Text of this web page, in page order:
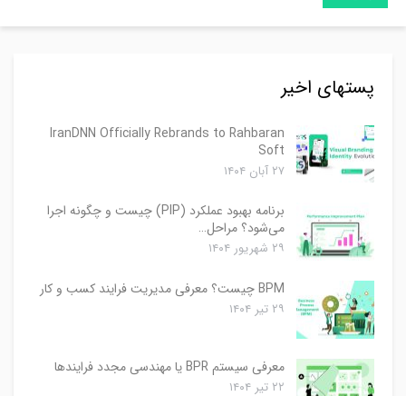
پستهای اخیر
IranDNN Officially Rebrands to Rahbaran
Soft
۲۷ آبان ۱۴۰۴
برنامه بهبود عملکرد (PIP) چیست و چگونه اجرا
می‌شود؟ مراحل…
۲۹ شهریور ۱۴۰۴
BPM چیست؟ معرفی مدیریت فرایند کسب و کار
۲۹ تیر ۱۴۰۴
معرفی سیستم BPR یا مهندسی مجدد فرایندها
۲۲ تیر ۱۴۰۴